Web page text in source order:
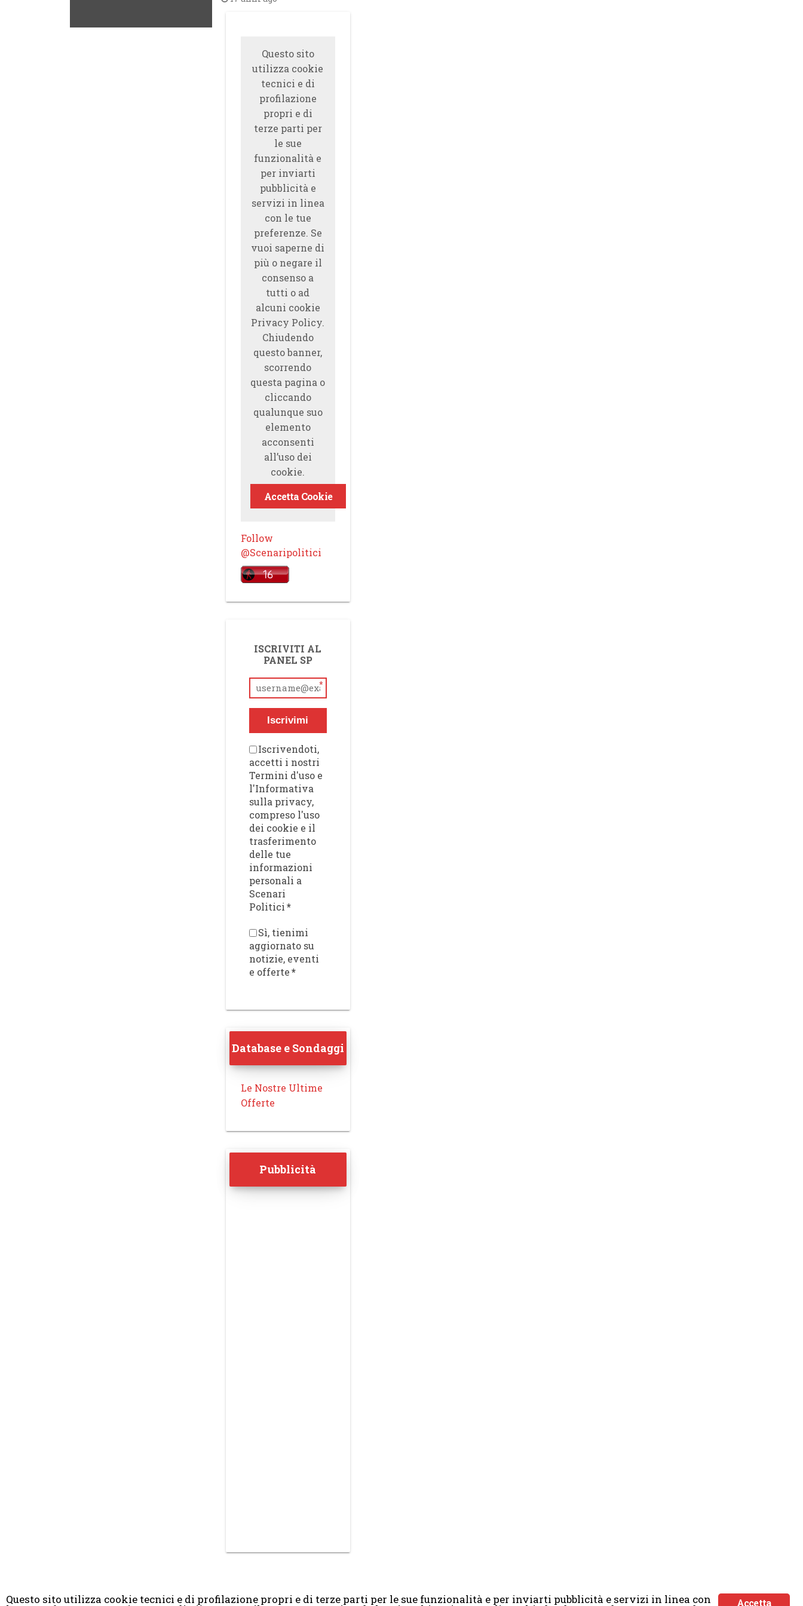
Questo sito
utilizza cookie
tecnici e di
profilazione
propri e di
terze parti per
le sue
funzionalità e
per inviarti
pubblicità e
servizi in linea
con le tue
preferenze. Se
vuoi saperne di
più o negare il
consenso a
tutti o ad
alcuni cookie
Privacy Policy.
Chiudendo
questo banner,
scorrendo
questa pagina o
cliccando
qualunque suo
elemento
acconsenti
all’uso dei
cookie.
Accetta Cookie
Follow
@Scenaripolitici
ISCRIVITI AL
PANEL SP
*
Iscrivimi
Iscrivendoti,
accetti i nostri
Termini d'uso e
l'Informativa
sulla privacy,
compreso l'uso
dei cookie e il
trasferimento
delle tue
informazioni
personali a
Scenari
Politici*
Sì, tienimi
aggiornato su
notizie, eventi
e offerte*
Database e Sondaggi
Le Nostre Ultime
Offerte
Pubblicità
Accetta
Questo sito utilizza cookie tecnici e di profilazione propri e di terze parti per le sue funzionalità e per inviarti pubblicità e servizi in linea con